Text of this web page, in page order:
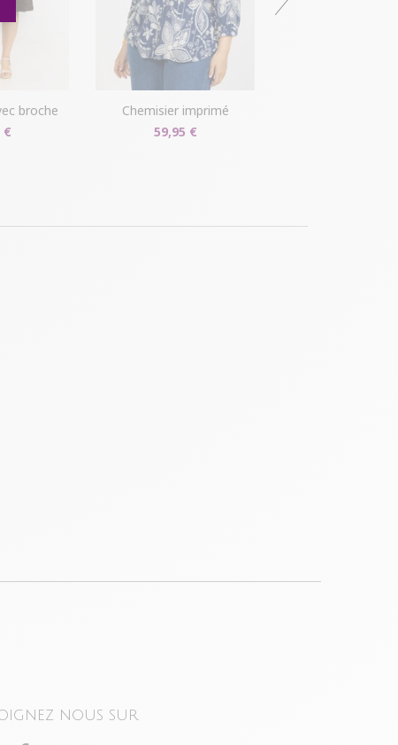
broche
€
chemisier imprimé
59,95 €
nous sur